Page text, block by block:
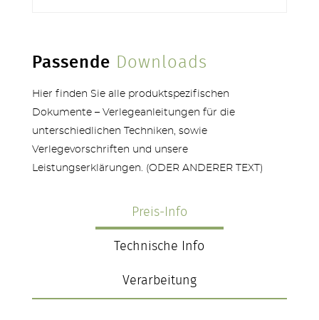
Passende Downloads
Hier finden Sie alle produktspezifischen
Dokumente – Verlegeanleitungen für die
unterschiedlichen Techniken, sowie
Verlegevorschriften und unsere
Leistungserklärungen. (ODER ANDERER TEXT)
Preis-Info
Technische Info
Verarbeitung